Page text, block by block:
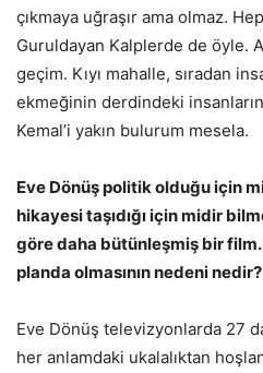
çıkmaya uğraşır ama olmaz.
Guruldayan Kalplerde de öyle.
geçim. Kıyı mahalle, sıradan
ekmeğinin derdindeki
Kemal’i yakın bulurum mesela.
Eve Dönüş politik olduğu için
hikayesi taşıdığı için midir
göre daha bütünleşmiş bir
planda olmasının nedeni nedir?
Eve Dönüş televizyonlarda 27
her anlamdaki ukalalıktan